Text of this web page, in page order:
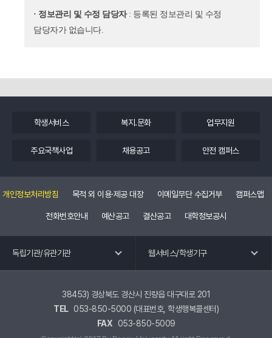
· 정보관리 및 수정 담당자: 등록된 정보관리 및 수정
담당자가 없습니다.
학생서비스 복지.문화 업무지원
주요국책사업 채용공고 안전 캠퍼스
개인정보처리방침 목적 외 이용·제공 대장 이메일무단 수집거부 캠퍼스맵
전화번호안내 예산공고 결산공고 대학정보공시
독립기관/유관기관
교수회
노동조합
총동창회
웹서비스/학생기구
공학교육혁신센터
국제교류.외국어특강
교육혁신원
38453) 경상북도 경산시 진량읍 대구대로 201
TEL 053-850-5000 (대표번호, 학생행복콜센터)
FAX
053-850-5009